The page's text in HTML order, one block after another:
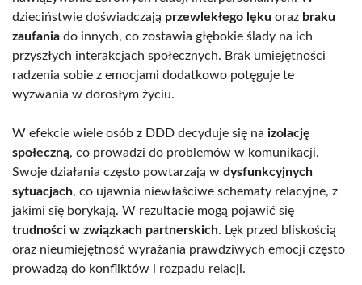
dzieciństwie doświadczają przewlekłego lęku oraz braku
zaufania do innych, co zostawia głębokie ślady na ich
przyszłych interakcjach społecznych. Brak umiejętności
radzenia sobie z emocjami dodatkowo potęguje te
wyzwania w dorosłym życiu.
W efekcie wiele osób z DDD decyduje się na izolację
społeczną, co prowadzi do problemów w komunikacji.
Swoje działania często powtarzają w dysfunkcyjnych
sytuacjach, co ujawnia niewłaściwe schematy relacyjne, z
jakimi się borykają. W rezultacie mogą pojawić się
trudności w związkach partnerskich. Lęk przed bliskością
oraz nieumiejętność wyrażania prawdziwych emocji często
prowadzą do konfliktów i rozpadu relacji.